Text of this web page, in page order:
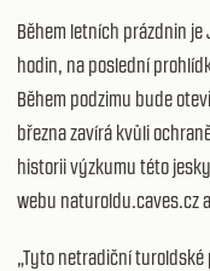
Během letních prázdnin je
hodin, na poslední
Během podzimu bude
března zavírá kvůli
historii výzkumu této
webu naturoldu.caves.cz
„Tyto netradiční